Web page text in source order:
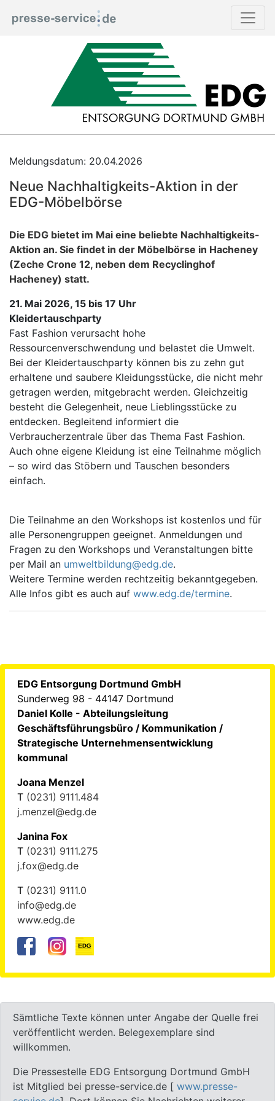
Meldungsdatum: 20.04.2026
Neue Nachhaltigkeits-Aktion in der
EDG-Möbelbörse
Die EDG bietet im Mai eine beliebte Nachhaltigkeits-
Aktion an. Sie findet in der Möbelbörse in Hacheney
(Zeche Crone 12, neben dem Recyclinghof
Hacheney) statt.
21. Mai 2026, 15 bis 17 Uhr
Kleidertauschparty
Fast Fashion verursacht hohe
Ressourcenverschwendung und belastet die Umwelt.
Bei der Kleidertauschparty können bis zu zehn gut
erhaltene und saubere Kleidungsstücke, die nicht mehr
getragen werden, mitgebracht werden. Gleichzeitig
besteht die Gelegenheit, neue Lieblingsstücke zu
entdecken. Begleitend informiert die
Verbraucherzentrale über das Thema Fast Fashion.
Auch ohne eigene Kleidung ist eine Teilnahme möglich
– so wird das Stöbern und Tauschen besonders
einfach.
Die Teilnahme an den Workshops ist kostenlos und für
alle Personengruppen geeignet. Anmeldungen und
Fragen zu den Workshops und Veranstaltungen bitte
per Mail an umweltbildung@edg.de.
Weitere Termine werden rechtzeitig bekanntgegeben.
Alle Infos gibt es auch auf www.edg.de/termine.
EDG Entsorgung Dortmund GmbH
Sunderweg 98 - 44147 Dortmund
Daniel Kolle - Abteilungsleitung
Geschäftsführungsbüro / Kommunikation /
Strategische Unternehmensentwicklung
kommunal
Joana Menzel
T (0231) 9111.484
j.menzel@edg.de
Janina Fox
T (0231) 9111.275
j.fox@edg.de
T (0231) 9111.0
info@edg.de
www.edg.de
Sämtliche Texte können unter Angabe der Quelle frei
veröffentlicht werden. Belegexemplare sind
willkommen.
Die Pressestelle EDG Entsorgung Dortmund GmbH
ist Mitglied bei presse-service.de [ www.presse-